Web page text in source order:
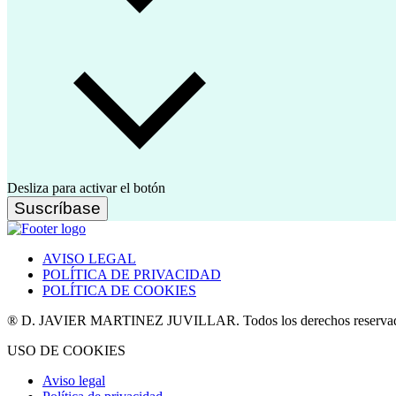
Desliza para activar el botón
Suscríbase
AVISO LEGAL
POLÍTICA DE PRIVACIDAD
POLÍTICA DE COOKIES
® D. JAVIER MARTINEZ JUVILLAR. Todos los derechos
USO DE COOKIES
Aviso legal